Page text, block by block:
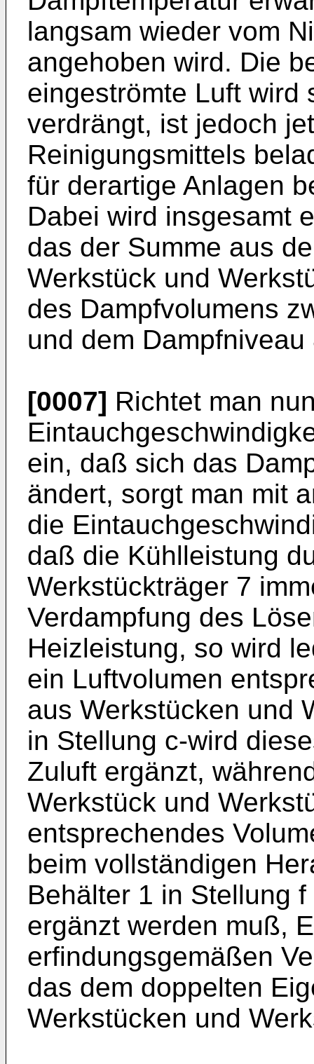
langsam wieder vom
angehoben wird. Die
eingeströmte Luft wird
verdrängt, ist jedoch
Reinigungsmittels
für derartige Anlagen
Dabei wird insgesamt
das der Summe aus
Werkstück und
des Dampfvolumens
und dem
[0007] Richtet man
ein, daß sich das
ändert, sorgt man mit
die
daß die Kühlleistung
Werkstückträger 7
Verdampfung des
Heizleistung, so wird
ein Luftvolumen
aus Werkstücken und
in Stellung c-wird
Zuluft ergänzt,
Werkstück und
entsprechendes
beim vollständigen
Behälter 1 in Stellung
ergänzt werden muß,
erfindungsgemäßen
das dem doppelten
Werkstücken und